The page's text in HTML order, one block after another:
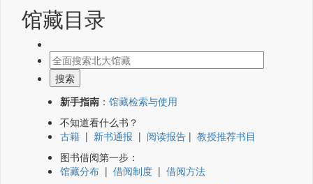
馆藏目录
新手指南 ： 馆藏检索与使用
不知道看什么书？
古籍 | 新书通报 | 阅读报告 | 教授推荐书目
图书借阅第一步：
馆藏分布 | 借阅制度 | 借阅方法